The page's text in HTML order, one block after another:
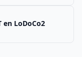
en LoDoCo2